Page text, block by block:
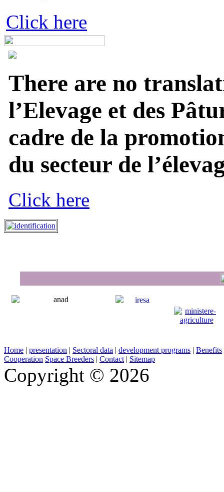
Click here
There are no
l’Elevage et des
cadre de la
du secteur de
Click here
Home | presentation | Sectoral data | development programs | Benefits
Cooperation Space Breeders | Contact | Sitemap
Copyright © 2026